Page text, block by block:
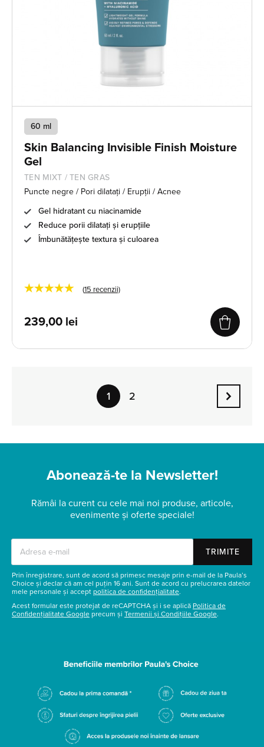
60 ml
Skin Balancing Invisible Finish Moisture
Gel
TEN MIXT / TEN GRAS
Puncte negre / Pori dilatați / Erupții / Acnee
Gel hidratant cu niacinamide
Reduce porii dilatați și erupțiile
Îmbunătățește textura și culoarea
★★★★★ (15 recenzii)
239,00 lei
1 2
Abonează-te la Newsletter!
Rămâi la curent cu cele mai noi produse, articole,
evenimente și oferte speciale!
TRIMITE
Prin înregistrare, sunt de acord să primesc mesaje prin e-mail de la Paula’s
Choice și declar că am cel puțin 16 ani. Sunt de acord cu prelucrarea datelor
mele personale și accept politica de confidențialitate.
Acest formular este protejat de reCAPTCHA și i se aplică Politica de
Confidențialitate Google precum și Termenii și Condițiile Google.